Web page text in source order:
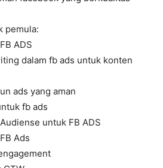
pemula:
ADS
dalam fb ads untuk konten
ads yang aman
fb ads
untuk FB ADS
Ads